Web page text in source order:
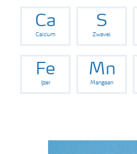
Grow the future
Ca
Calcium
S
Zwavel
Fe
IJzer
Mn
Mangaan